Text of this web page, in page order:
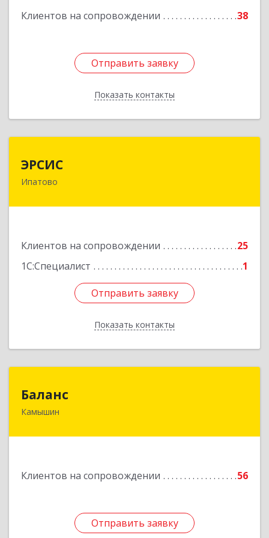
Клиентов на сопровождении 38
Отправить заявку
Показать контакты
Подробнее
Отправить заявку
Назад
ЭРСИС
Ипатово
Клиентов на сопровождении
25
1С:Специалист
1
Отправить заявку
Показать контакты
356630, Ставропольский край, Ипатово г,
Отправить заявку
Назад
Баланс
Камышин
Клиентов на сопровождении 56
Отправить заявку
403876, Волгоградская обл, г.о. город Камышин,
Отправить заявку